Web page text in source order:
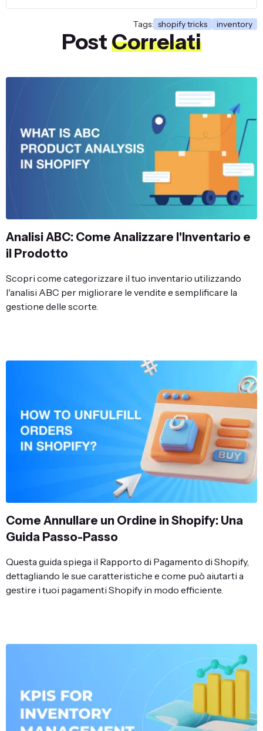
Tags: shopify tricks inventory
PostCorrelati
Analisi ABC: Come Analizzare l'Inventario e
il Prodotto
Scopri come categorizzare il tuo inventario utilizzando
l'analisi ABC per migliorare le vendite e semplificare la
gestione delle scorte.
Come Annullare un Ordine in Shopify: Una
Guida Passo-Passo
Questa guida spiega il Rapporto di Pagamento di Shopify,
dettagliando le sue caratteristiche e come può aiutarti a
gestire i tuoi pagamenti Shopify in modo efficiente.